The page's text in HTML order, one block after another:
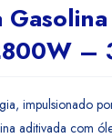
–
impulsionado
aditivada com